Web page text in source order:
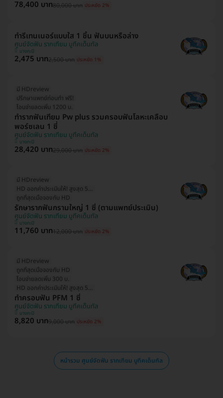
78,400 บาท80,000 บาท ประหยัด 2%
ทำรีเทนเนอร์แบบใส 1 ชิ้น ฟันบนหรือล่าง
ศูนย์จัดฟัน รากเทียม บูทีคเด็นทัล
บางกะปิ
2,475 บาท2,500 บาท ประหยัด 1%
มี HDreview
ปรึกษาแพทย์ก่อนทำ ฟรี!
โอนจ่ายลดเพิ่ม 1200 บ.
ทำรากฟันเทียม Pw plus รวมครอบฟันโลหะเคลือบ
พอร์ซเลน 1 ซี่
ศูนย์จัดฟัน รากเทียม บูทีคเด็นทัล
บางกะปิ
28,420 บาท29,000 บาท ประหยัด 2%
มี HDreview
HD ออกค่าประเมินให้! สูงสุด 500 บ.
ถูกที่สุดเมื่อจองกับ HD
รักษารากฟันกรามใหญ่ 1 ซี่ (ตามแพทย์ประเมิน)
ศูนย์จัดฟัน รากเทียม บูทีคเด็นทัล
บางกะปิ
11,760 บาท12,000 บาท ประหยัด 2%
มี HDreview
ถูกที่สุดเมื่อจองกับ HD
โอนจ่ายลดเพิ่ม 300 บ.
HD ออกค่าประเมินให้! สูงสุด 500 บ.
ทำครอบฟัน PFM 1 ซี่
ศูนย์จัดฟัน รากเทียม บูทีคเด็นทัล
บางกะปิ
8,820 บาท9,000 บาท ประหยัด 2%
หน้ารวม ศูนย์จัดฟัน รากเทียม บูทีคเด็นทัล